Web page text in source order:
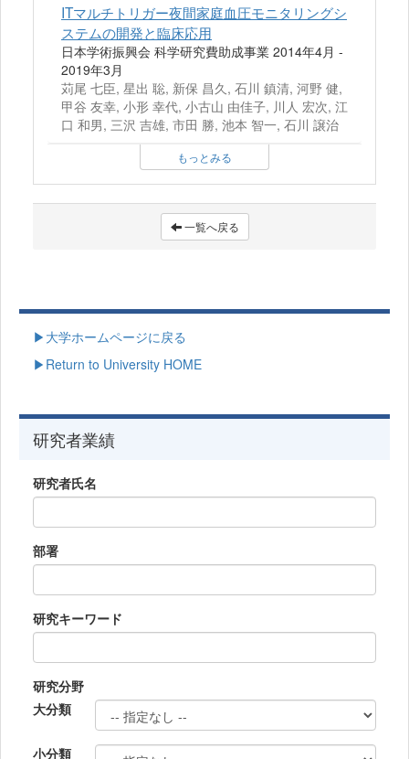
ITマルチトリガー夜間家庭血圧モニタリングシ
ステムの開発と臨床応用
日本学術振興会 科学研究費助成事業 2014年4月 -
2019年3月
苅尾 七臣, 星出 聡, 新保 昌久, 石川 鎮清, 河野 健,
甲谷 友幸, 小形 幸代, 小古山 由佳子, 川人 宏次, 江
口 和男, 三沢 吉雄, 市田 勝, 池本 智一, 石川 譲治
もっとみる
一覧へ戻る
▶大学ホームページに戻る
▶Return to University HOME
研究者業績
研究者氏名
部署
研究キーワード
研究分野
大分類
小分類